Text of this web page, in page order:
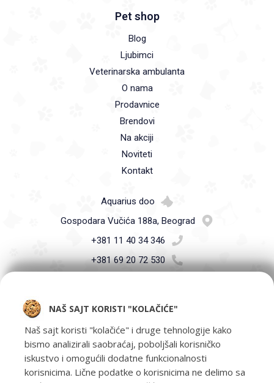
Pet shop
Blog
Ljubimci
Veterinarska ambulanta
O nama
Prodavnice
Brendovi
Na akciji
Noviteti
Kontakt
Aquarius doo
Gospodara Vučića 188a, Beograd
+381 11 40 34 346
+381 69 20 72 530
Pet Shop Aquarius - Vaši ljubimci zaslužuju samo najbolje -
oprema za kućne ljubimce i hrana za kućne ljubimce Beograd.
NAŠ SAJT KORISTI "KOLAČIĆE"
Naš sajt koristi "kolačiće" i druge tehnologije kako
bismo analizirali saobraćaj, poboljšali korisničko
iskustvo i omogućili dodatne funkcionalnosti
korisnicima. Lične podatke o korisnicima ne delimo sa